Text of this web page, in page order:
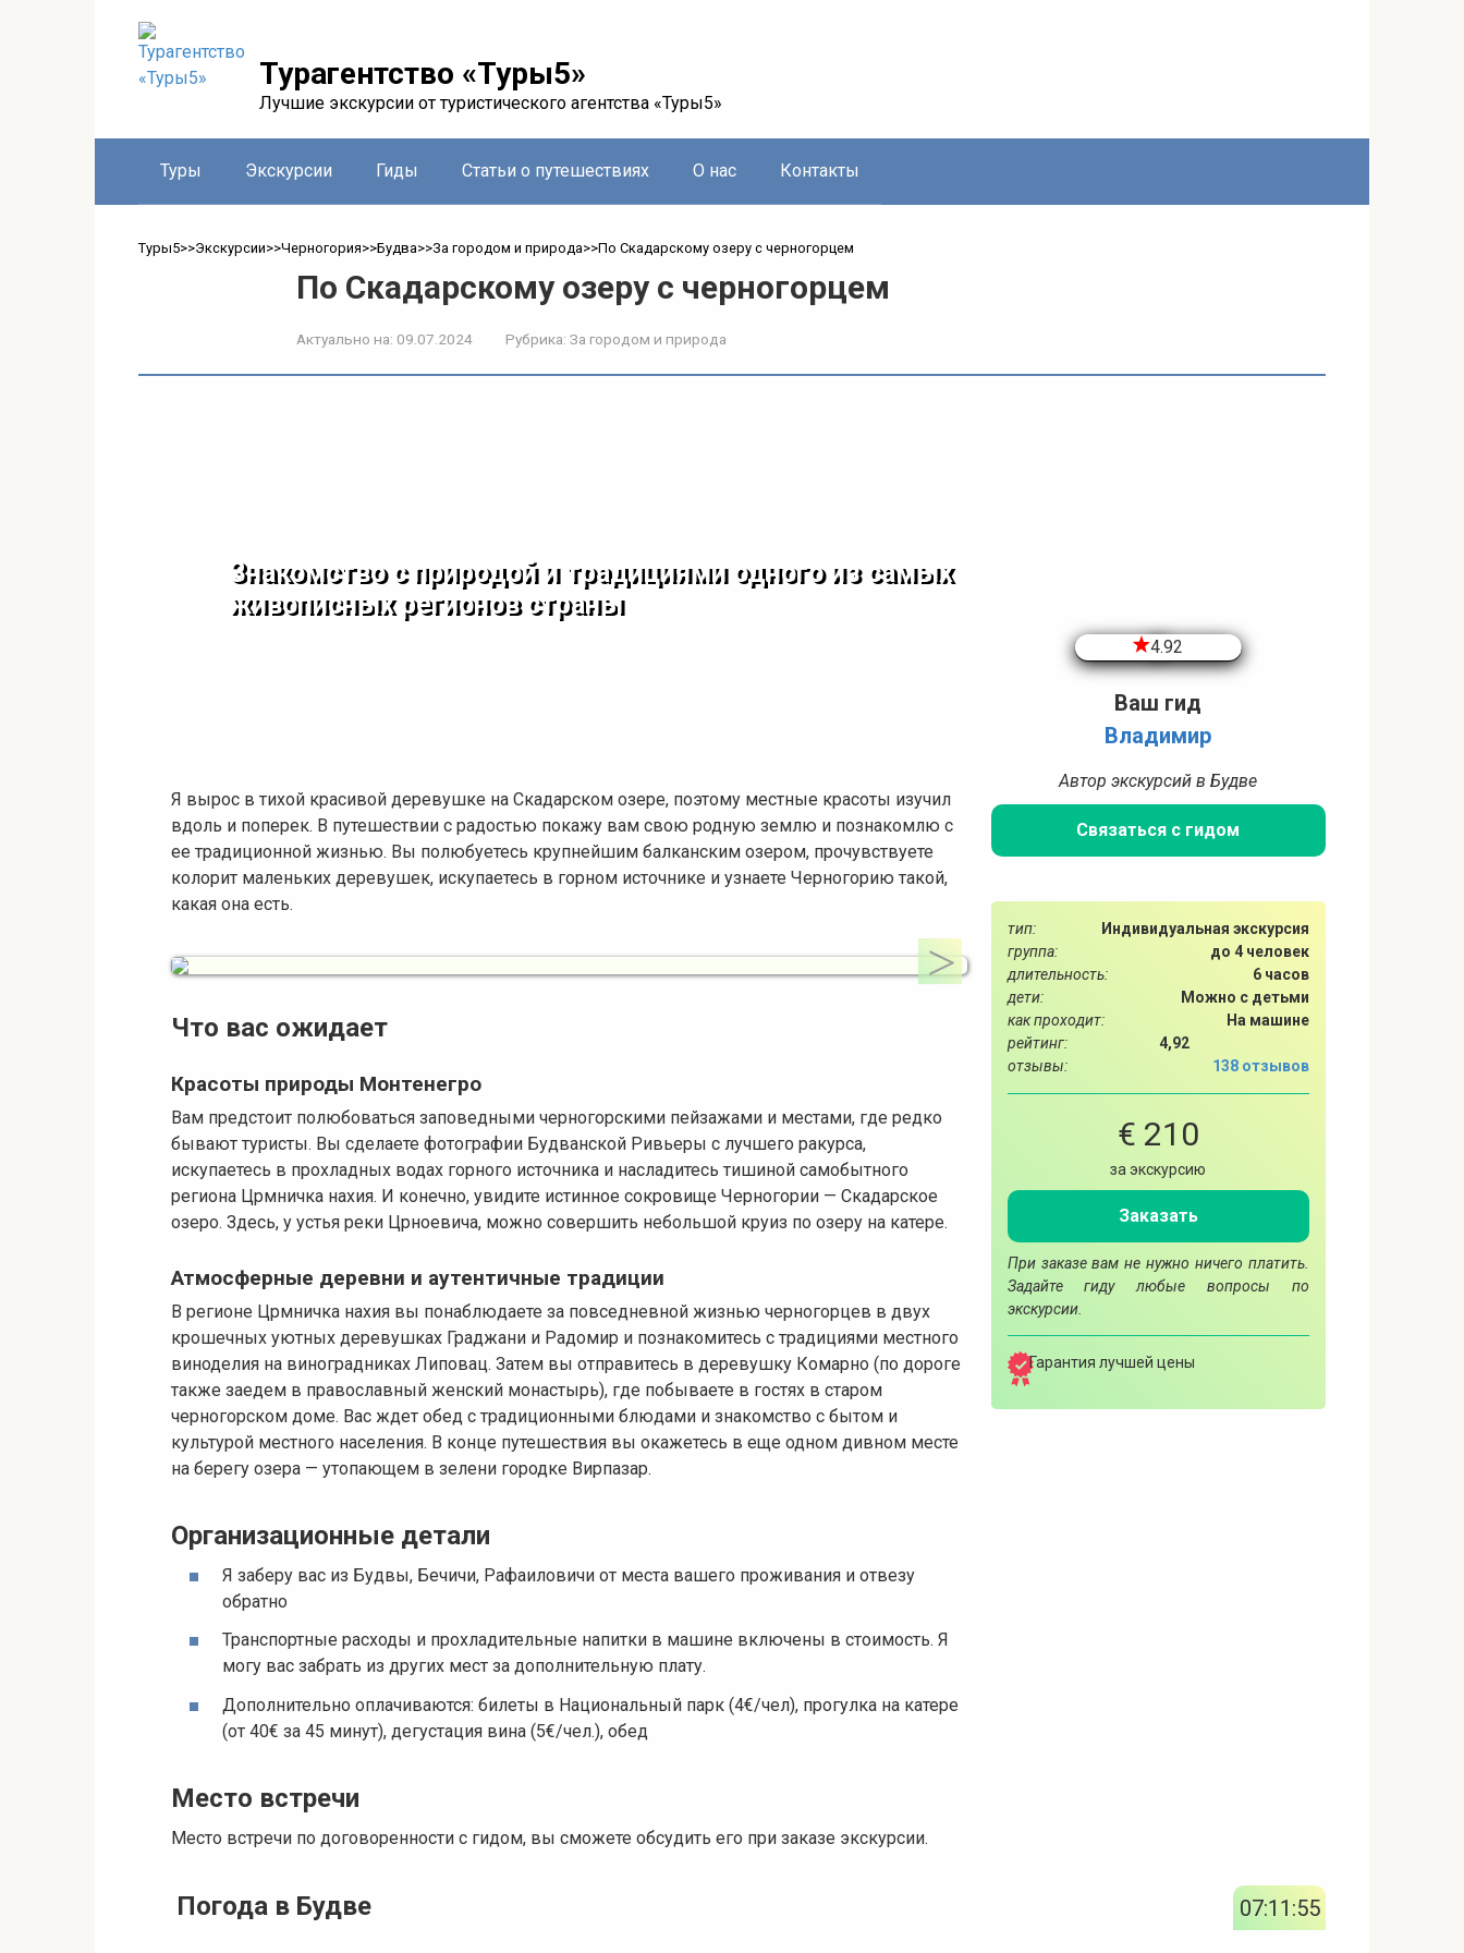
Турагентство «Туры5»
Лучшие экскурсии от туристического агентства «Туры5»
Туры Экскурсии Гиды Статьи о путешествиях О нас Контакты
Туры5>>Экскурсии>>Черногория>>Будва>>За городом и природа>>По Скадарскому озеру с черногорцем
По Скадарскому озеру с черногорцем
Актуально на: 09.07.2024 Рубрика: За городом и природа
Знакомство с природой и традициями одного из самых
живописных регионов страны
4.92
Ваш гид
Владимир
Автор экскурсий в Будве
Связаться с гидом
тип:
Индивидуальная экскурсия
группа:
до 4 человек
длительность:
6 часов
дети:
Можно с детьми
как проходит:
На машине
рейтинг:
4,92
отзывы:
138 отзывов
€ 210
за экскурсию
Заказать
При заказе вам не нужно ничего платить.
Задайте гиду любые вопросы по
экскурсии.
Гарантия лучшей цены
Я вырос в тихой красивой деревушке на Скадарском озере, поэтому местные красоты изучил
вдоль и поперек. В путешествии с радостью покажу вам свою родную землю и познакомлю с
ее традиционной жизнью. Вы полюбуетесь крупнейшим балканским озером, прочувствуете
колорит маленьких деревушек, искупаетесь в горном источнике и узнаете Черногорию такой,
какая она есть.
Что вас ожидает
Красоты природы Монтенегро
Вам предстоит полюбоваться заповедными черногорскими пейзажами и местами, где редко
бывают туристы. Вы сделаете фотографии Будванской Ривьеры с лучшего ракурса,
искупаетесь в прохладных водах горного источника и насладитесь тишиной самобытного
региона Црмничка нахия. И конечно, увидите истинное сокровище Черногории — Скадарское
озеро. Здесь, у устья реки Црноевича, можно совершить небольшой круиз по озеру на катере.
Атмосферные деревни и аутентичные традиции
В регионе Црмничка нахия вы понаблюдаете за повседневной жизнью черногорцев в двух
крошечных уютных деревушках Граджани и Радомир и познакомитесь с традициями местного
виноделия на виноградниках Липовац. Затем вы отправитесь в деревушку Комарно (по дороге
также заедем в православный женский монастырь), где побываете в гостях в старом
черногорском доме. Вас ждет обед с традиционными блюдами и знакомство с бытом и
культурой местного населения. В конце путешествия вы окажетесь в еще одном дивном месте
на берегу озера — утопающем в зелени городке Вирпазар.
Организационные детали
Я заберу вас из Будвы, Бечичи, Рафаиловичи от места вашего проживания и отвезу
обратно
Транспортные расходы и прохладительные напитки в машине включены в стоимость. Я
могу вас забрать из других мест за дополнительную плату.
Дополнительно оплачиваются: билеты в Национальный парк (4€/чел), прогулка на катере
(от 40€ за 45 минут), дегустация вина (5€/чел.), обед
Место встречи
Место встречи по договоренности с гидом, вы сможете обсудить его при заказе экскурсии.
Погода в Будве 07:11:56